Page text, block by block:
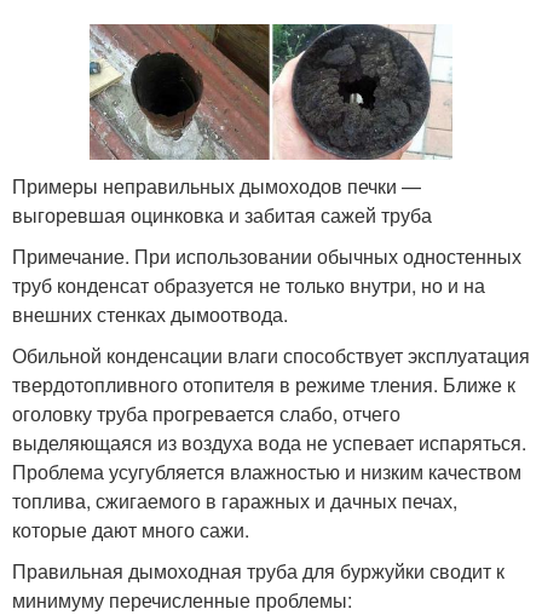
Примеры неправильных дымоходов печки —
выгоревшая оцинковка и забитая сажей труба
Примечание. При использовании обычных одностенных
труб конденсат образуется не только внутри, но и на
внешних стенках дымоотвода.
Обильной конденсации влаги способствует эксплуатация
твердотопливного отопителя в режиме тления. Ближе к
оголовку труба прогревается слабо, отчего
выделяющаяся из воздуха вода не успевает испаряться.
Проблема усугубляется влажностью и низким качеством
топлива, сжигаемого в гаражных и дачных печах,
которые дают много сажи.
Правильная дымоходная труба для буржуйки сводит к
минимуму перечисленные проблемы: